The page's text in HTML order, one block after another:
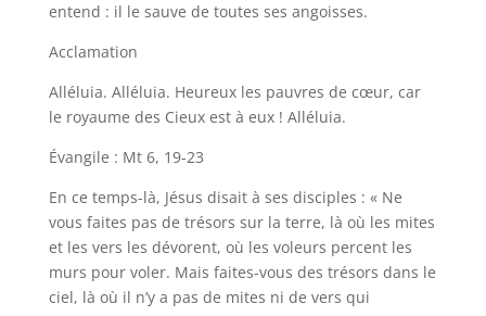
entend : il le sauve de toutes ses angoisses.
Acclamation
Alléluia. Alléluia. Heureux les pauvres de cœur, car
le royaume des Cieux est à eux ! Alléluia.
Évangile : Mt 6, 19-23
En ce temps-là, Jésus disait à ses disciples : « Ne
vous faites pas de trésors sur la terre, là où les mites
et les vers les dévorent, où les voleurs percent les
murs pour voler. Mais faites-vous des trésors dans le
ciel, là où il n’y a pas de mites ni de vers qui